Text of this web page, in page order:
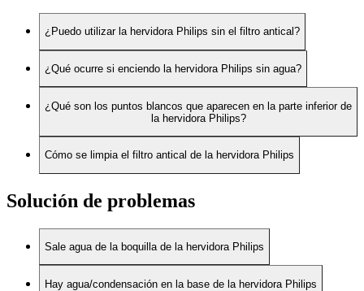
¿Puedo utilizar la hervidora Philips sin el filtro antical?
¿Qué ocurre si enciendo la hervidora Philips sin agua?
¿Qué son los puntos blancos que aparecen en la parte inferior de
la hervidora Philips?
Cómo se limpia el filtro antical de la hervidora Philips
Solución de problemas
Sale agua de la boquilla de la hervidora Philips
Hay agua/condensación en la base de la hervidora Philips